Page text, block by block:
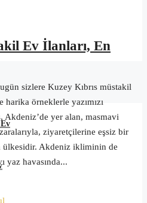
Ev İlanları, En
sizlere Kuzey Kıbrıs müstakil
harika örneklerle yazımızı
Akdeniz’de yer alan, masmavi
ziyaretçilerine eşsiz bir
ülkesidir. Akdeniz ikliminin de
yaz havasında...